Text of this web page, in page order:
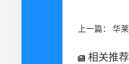
相关推荐